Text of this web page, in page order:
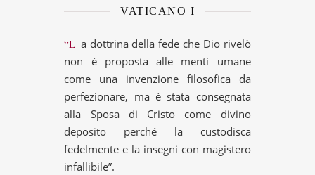
VATICANO I
“La dottrina della fede che Dio rivelò
non è proposta alle menti umane
come una invenzione filosofica da
perfezionare, ma è stata consegnata
alla Sposa di Cristo come divino
deposito perché la custodisca
fedelmente e la insegni con magistero
infallibile”.